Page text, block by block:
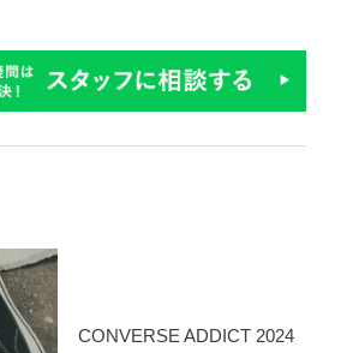
CONVERSE ADDICT 2024